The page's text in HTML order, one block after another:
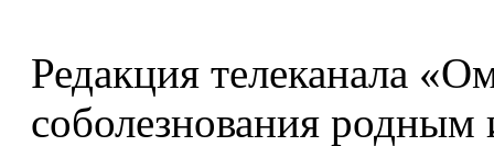
Редакция телеканала
соболезнования